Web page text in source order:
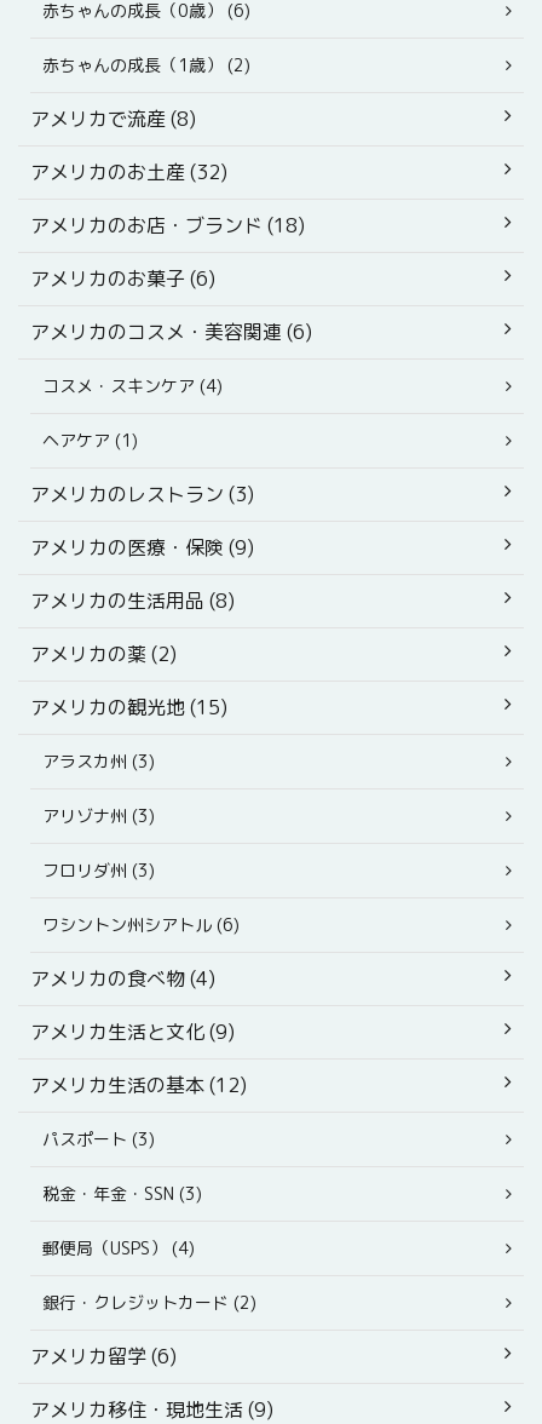
赤ちゃんの成長（0歳） (6)
赤ちゃんの成長（1歳） (2)
アメリカで流産 (8)
アメリカのお土産 (32)
アメリカのお店・ブランド (18)
アメリカのお菓子 (6)
アメリカのコスメ・美容関連 (6)
コスメ・スキンケア (4)
ヘアケア (1)
アメリカのレストラン (3)
アメリカの医療・保険 (9)
アメリカの生活用品 (8)
アメリカの薬 (2)
アメリカの観光地 (15)
アラスカ州 (3)
アリゾナ州 (3)
フロリダ州 (3)
ワシントン州シアトル (6)
アメリカの食べ物 (4)
アメリカ生活と文化 (9)
アメリカ生活の基本 (12)
パスポート (3)
税金・年金・SSN (3)
郵便局（USPS） (4)
銀行・クレジットカード (2)
アメリカ留学 (6)
アメリカ移住・現地生活 (9)